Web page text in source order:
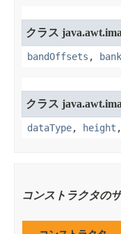
クラス
bandOffsets ,
クラス
dataType, height ,
コンストラクタの